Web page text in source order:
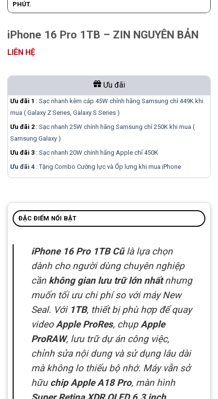
PHÚT.
iPhone 16 Pro 1TB – ZIN NGUYÊN BẢN
LIÊN HỆ
Ưu đãi
Ưu đãi 1 : Sạc nhanh kèm cáp 45W chính hãng Samsung chỉ 449K khi
mua ( Galaxy Z Series, Galaxy S Series )
Ưu đãi 2 : Sạc nhanh 25W chính hãng Samsung chỉ 250K khi mua (
Samsung Galaxy )
Ưu đãi 3 : Sạc nhanh 20W chính hãng Apple chỉ 450K
Ưu đãi 4 : Tặng Combo Cường lực và Ốp lưng khi mua iPhone
ĐẶC ĐIỂM NỔI BẬT
iPhone 16 Pro 1TB Cũlà lựa chọn
dành cho người dùng chuyên nghiệp
cần không gian lưu trữ lớn nhấtnhưng
muốn tối ưu chi phí so với máy New
Seal. Với 1TB, thiết bị phù hợp để quay
videoApple ProRes, chụpApple
ProRAW, lưu trữ dự án công việc,
chỉnh sửa nội dung và sử dụng lâu dài
mà không lo thiếu bộ nhớ. Máy vẫn sở
hữu chip Apple A18 Pro, màn hình